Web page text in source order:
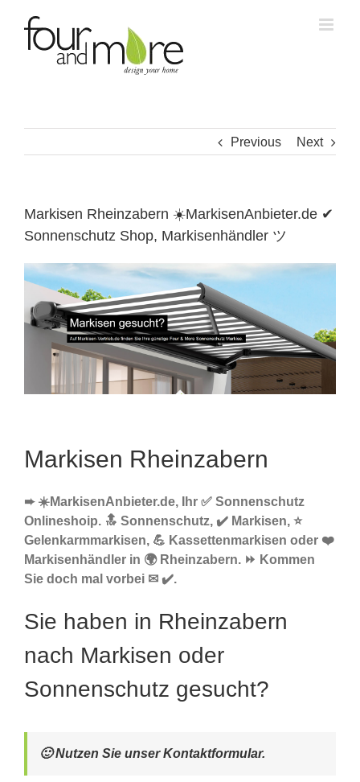
content
Previous Next
Markisen Rheinzabern ☀️MarkisenAnbieter.de ✔
Sonnenschutz Shop, Markisenhändler ツ
Markisen Rheinzabern
➨ ☀️MarkisenAnbieter.de, Ihr ✅ Sonnenschutz
Onlineshoip. 🔝 Sonnenschutz, ✔️ Markisen, ⭐
Gelenkarmmarkisen, 💪 Kassettenmarkisen oder ❤️
Markisenhändler in 🌍 Rheinzabern. ⏩ Kommen
Sie doch mal vorbei ✉ ✔️.
Sie haben in Rheinzabern
nach Markisen oder
Sonnenschutz gesucht?
🙂 Nutzen Sie unser Kontaktformular.